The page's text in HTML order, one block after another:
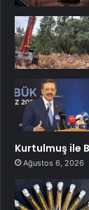
Kurtulmuş ile
Ağustos 6, 2026